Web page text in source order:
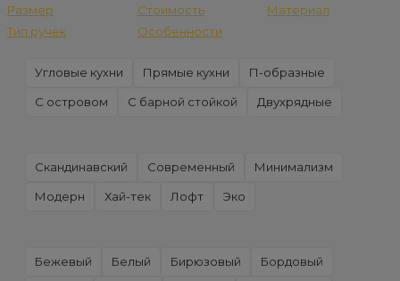
Размер
Стоимость
Материал
Тип ручек
Особенности
Угловые кухни Прямые кухни П-образные
С островом С барной стойкой Двухрядные
Скандинавский Современный Минимализм
Модерн Хай-тек Лофт Эко
Бежевый Белый Бирюзовый Бордовый